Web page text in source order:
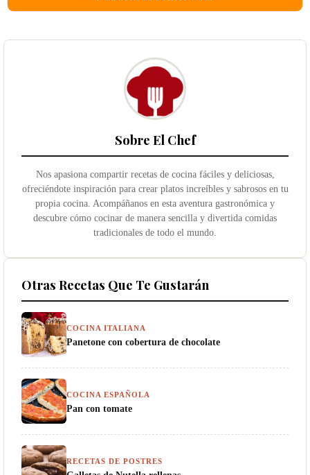
Sobre El Chef
Nos apasiona compartir recetas de cocina fáciles y deliciosas,
ofreciéndote inspiración para crear platos increíbles y sabrosos en tu
propia cocina. Acompáñanos en esta aventura gastronómica y
descubre cómo cocinar de manera sencilla y divertida comidas
tradicionales de todo el mundo.
Otras Recetas Que Te Gustarán
COCINA ITALIANA
Panetone con cobertura de chocolate
COCINA ESPAÑOLA
Pan con tomate
RECETAS DE POSTRES